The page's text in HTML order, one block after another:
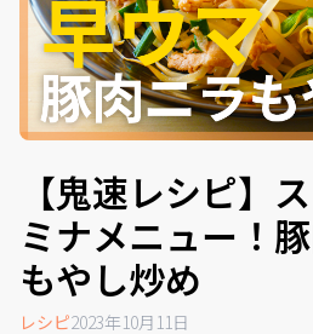
【鬼速レシピ】
ミナメニュー！
もやし炒め
レシピ2023年10月11日